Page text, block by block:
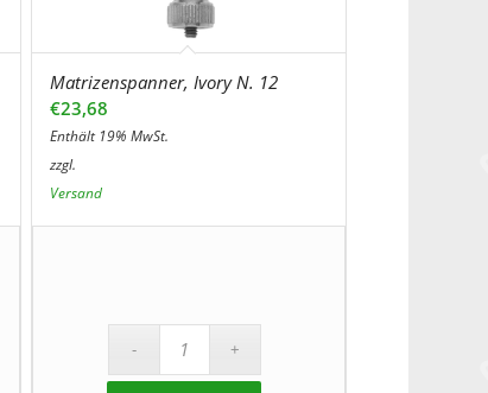
Matrizenspanner, Ivory N. 12
€23,68
Enthält 19% MwSt.
zzgl.
Versand